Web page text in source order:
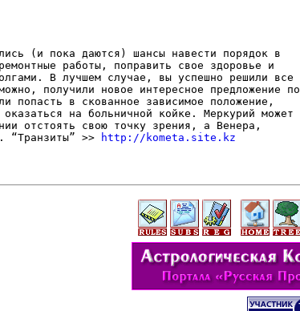
(и пока даются) шансы навести порядок в
работы, поправить свое здоровье и
В лучшем случае, вы успешно решили все
получили новое интересное предложение по
попасть в скованное зависимое положение,
на больничной койке. Меркурий может
отстоять свою точку зрения, а Венера,
“Транзиты” >>
http://kometa.site.kz